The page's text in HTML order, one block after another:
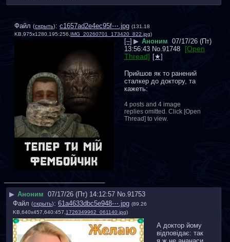
Файл (скрыть): c1657ad2e4ec95f⋯.jpg (131.18
KB,975x1280,195:256, IMG_20260701_173420_822.jpg)
[–] ▶ Аноним 07/17/26 (Пт)
13:56:43 No. 91748
[Open
Thread]
Прийшов як то ранений
сталкер до доктору, та
кажеть:
4 posts and 4 image
replies omitted. Click [Open
Thread] to view.
▶ Аноним 07/17/26 (Пт) 14:12:57 No.91753
Файл (скрыть): 61a4633dbc5e948⋯.jpg (89.26
KB,640x457,640:457, 1726349962_061140.jpg)
А доктор йому
відповідає: так